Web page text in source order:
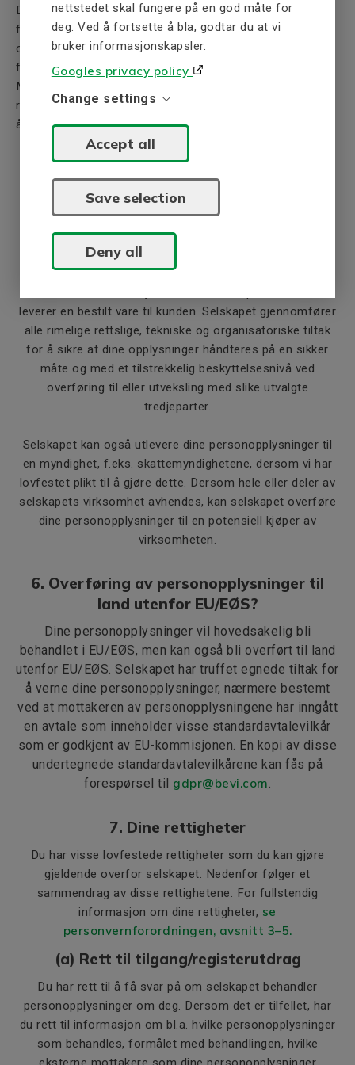
nettstedet skal fungere på en god måte for
deg. Ved å fortsette å bla, godtar du at vi
bruker informasjonskapsler.
Googles privacy policy
Change settings
Accept all
Save selection
Deny all
Dine opplysninger lagres så lenge selskapet trenger dem
for den eller de markedsføringskampanjene som
opplysningene ble samlet inn for, forutsatt at du i
forveien ikke har motsatt deg markedsføringen.
Markedsføringen skjer med en interesseavveining som
rettslig grunnlag, der selskapets berettigede interesse er
å markedsføre sine produkter.
5. Hem kan vi utveksle dine opplysninger
med?
Selskapet kan overføre dine personopplysninger til
transport-/ budfirmaer og systemleverandører. Disse
mottakerne har bare rett til å behandle dine
personopplysninger på vegne av selskapet i forbindelse
leverer en bestilt vare til kunden. Selskapet gjennomfører
alle rimelige rettslige, tekniske og organisatoriske tiltak
for å sikre at dine opplysninger håndteres på en sikker
måte og med et tilstrekkelig beskyttelsesnivå ved
overføring til eller utveksling med slike utvalgte
tredjeparter.
Selskapet kan også utlevere dine personopplysninger til
en myndighet, f.eks. skattemyndighetene, dersom vi har
lovfestet plikt til å gjøre dette. Dersom hele eller deler av
selskapets virksomhet avhendes, kan selskapet overføre
dine personopplysninger til en potensiell kjøper av
virksomheten.
6. Overføring av personopplysninger til
land utenfor EU/EØS?
Dine personopplysninger vil hovedsakelig bli
behandlet i EU/EØS, men kan også bli overført til land
utenfor EU/EØS. Selskapet har truffet egnede tiltak for
å verne dine personopplysninger, nærmere bestemt
ved at mottakeren av personopplysningene har inngått
en avtale som inneholder visse standardavtalevilkår
som er godkjent av EU-kommisjonen. En kopi av disse
undertegnede standardavtalevilkårene kan fås på
forespørsel til gdpr@bevi.com.
7. Dine rettigheter
Du har visse lovfestede rettigheter som du kan gjøre
gjeldende overfor selskapet. Nedenfor følger et
sammendrag av disse rettighetene. For fullstendig
informasjon om dine rettigheter, se
personvernforordningen, avsnitt 3–5.
(a) Rett til tilgang/registerutdrag
Du har rett til å få svar på om selskapet behandler
personopplysninger om deg. Dersom det er tilfellet, har
du rett til informasjon om bl.a. hvilke personopplysninger
som behandles, formålet med behandlingen, hvilke